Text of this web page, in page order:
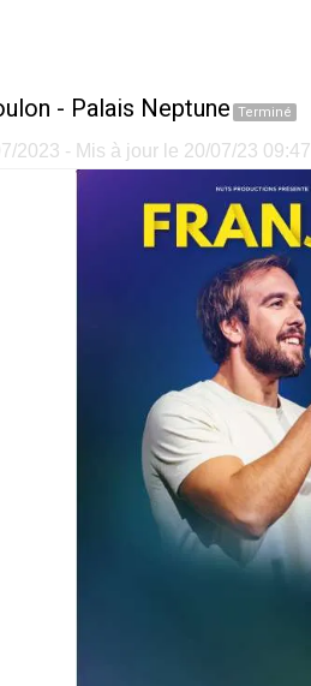
- Palais Neptune Terminé
2023 - Mis à jour le 20/07/23 09:47